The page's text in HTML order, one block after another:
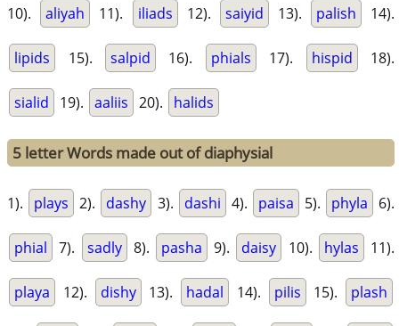
10). aliyah 11). iliads 12). saiyid 13). palish 14).
lipids 15). salpid 16). phials 17). hispid 18).
sialid 19). aaliis 20). halids
5 letter Words made out of diaphysial
1). plays 2). dashy 3). dashi 4). paisa 5). phyla 6).
phial 7). sadly 8). pasha 9). daisy 10). hylas 11).
playa 12). dishy 13). hadal 14). pilis 15). plash